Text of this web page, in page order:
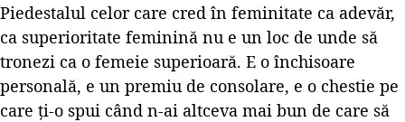
Piedestalul celor care cred în feminitate ca adevăr,
ca superioritate feminină nu e un loc de unde să
tronezi ca o femeie superioară. E o închisoare
personală, e un premiu de consolare, e o chestie pe
care ţi-o spui când n-ai altceva mai bun de care să